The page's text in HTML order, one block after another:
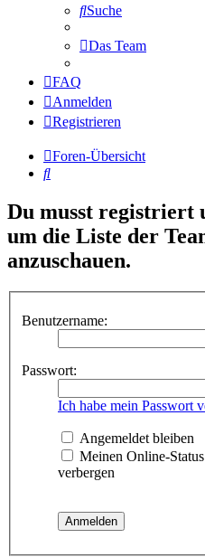
Suche
Das Team
FAQ
Anmelden
Registrieren
Foren-Übersicht
Suche
Du musst registriert
um die Liste der
anzuschauen.
Benutzername:
Passwort:
Ich habe mein Passwort
Angemeldet bleiben
Meinen Online-
verbergen